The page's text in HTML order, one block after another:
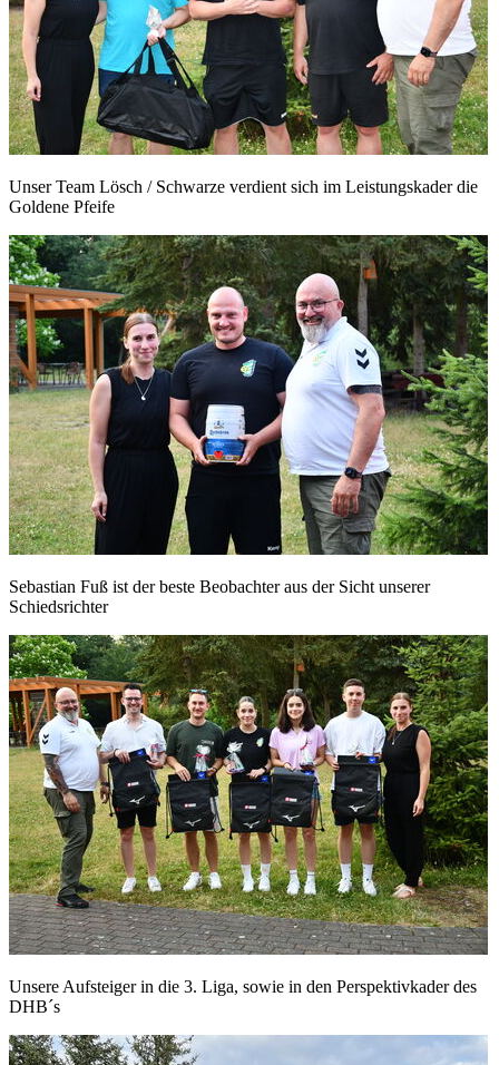
Unser Team Lösch / Schwarze verdient sich im Leistungskader die
Goldene Pfeife
Sebastian Fuß ist der beste Beobachter aus der Sicht unserer
Schiedsrichter
Unsere Aufsteiger in die 3. Liga, sowie in den Perspektivkader des
DHB´s